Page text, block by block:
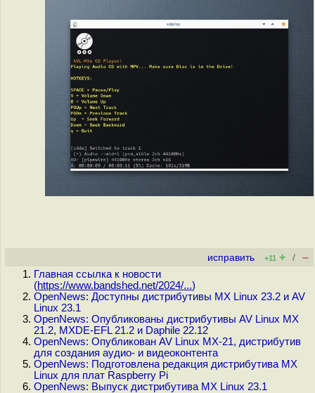
исправить +11 + / –
Главная ссылка к новости
(https://www.bandshed.net/2024/...)
OpenNews: Доступны дистрибутивы MX Linux 23.2 и AV
Linux 23.1
OpenNews: Опубликованы дистрибутивы AV Linux MX
21.2, MXDE-EFL 21.2 и Daphile 22.12
OpenNews: Опубликован AV Linux MX-21, дистрибутив
для создания аудио- и видеоконтента
OpenNews: Подготовлена редакция дистрибутива MX
Linux для плат Raspberry Pi
OpenNews: Выпуск дистрибутива MX Linux 23.1